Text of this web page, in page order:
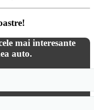
mai interesante
auto.